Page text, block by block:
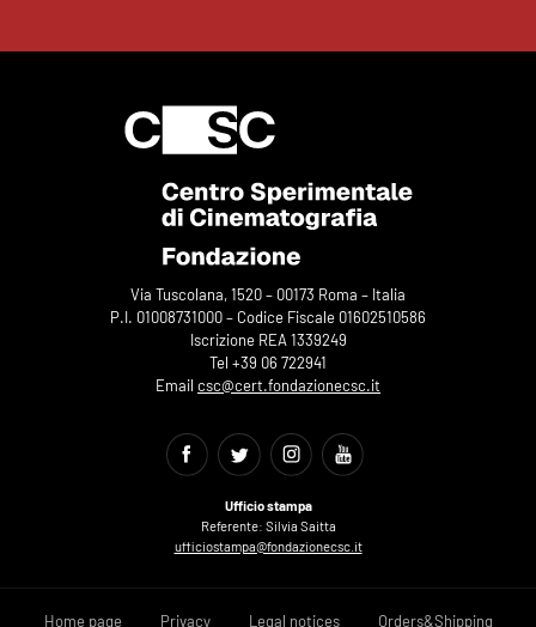
Via Tuscolana, 1520 – 00173 Roma – Italia
P.I. 01008731000 – Codice Fiscale 01602510586
Iscrizione REA 1339249
Tel +39 06 722941
Email csc@cert.fondazionecsc.it
Ufficio stampa
Referente: Silvia Saitta
ufficiostampa@fondazionecsc.it
Home page Privacy Legal notices Orders&Shipping